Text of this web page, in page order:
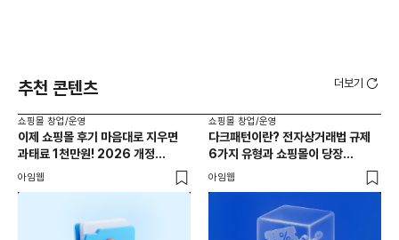
추천 콘텐츠 더보기
쇼핑몰 창업/운영
이제 쇼핑몰 후기 마음대로 지우면
과태료 1천만원! 2026 개정
전자상거래법 핵심 정리
아임웹
쇼핑몰 창업/운영
다크패턴이란? 전자상거래법 규제
6가지 유형과 쇼핑몰이 당장
체크해야 할 것
아임웹